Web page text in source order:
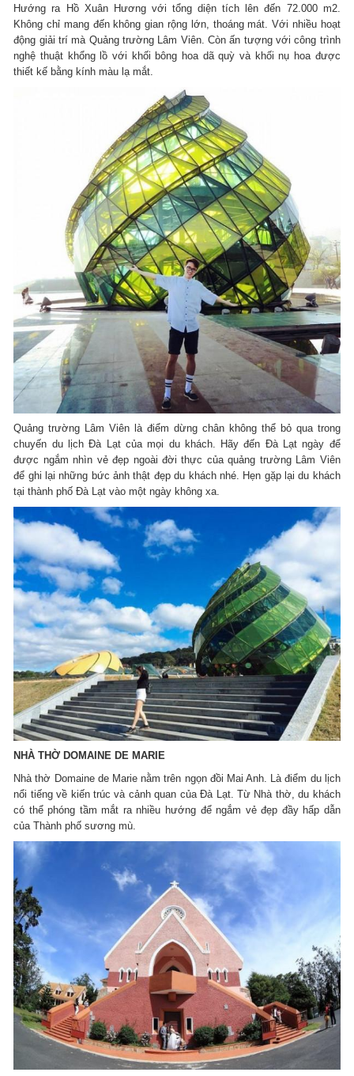
Hướng ra Hồ Xuân Hương với tổng diện tích lên đến 72.000 m2.
Không chỉ mang đến không gian rộng lớn, thoáng mát. Với nhiều hoạt
động giải trí mà Quảng trường Lâm Viên. Còn ấn tượng với công trình
nghệ thuật khổng lồ với khối bông hoa dã quỳ và khối nụ hoa được
thiết kế bằng kính màu lạ mắt.
Quảng trường Lâm Viên là điểm dừng chân không thể bỏ qua trong
chuyến du lịch Đà Lạt của mọi du khách. Hãy đến Đà Lạt ngày để
được ngắm nhìn vẻ đẹp ngoài đời thực của quảng trường Lâm Viên
để ghi lại những bức ảnh thật đẹp du khách nhé. Hẹn gặp lại du khách
tại thành phố Đà Lạt vào một ngày không xa.
NHÀ THỜ DOMAINE DE MARIE
Nhà thờ Domaine de Marie nằm trên ngọn đồi Mai Anh. Là điểm du lịch
nổi tiếng về kiến trúc và cảnh quan của Đà Lạt. Từ Nhà thờ, du khách
có thể phóng tầm mắt ra nhiều hướng để ngắm vẻ đẹp đầy hấp dẫn
của Thành phố sương mù.